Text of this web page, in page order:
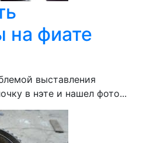
на фиате
выставления
в нэте и нашел фото...